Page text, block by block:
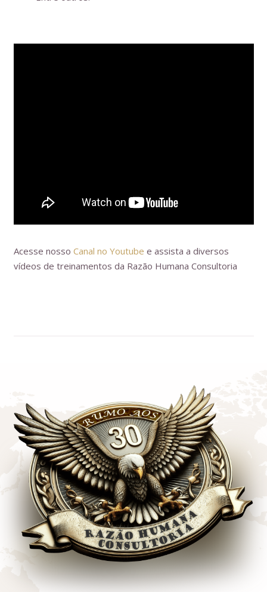
Acesse nosso Canal no Youtube e assista a diversos
vídeos de treinamentos da Razão Humana Consultoria